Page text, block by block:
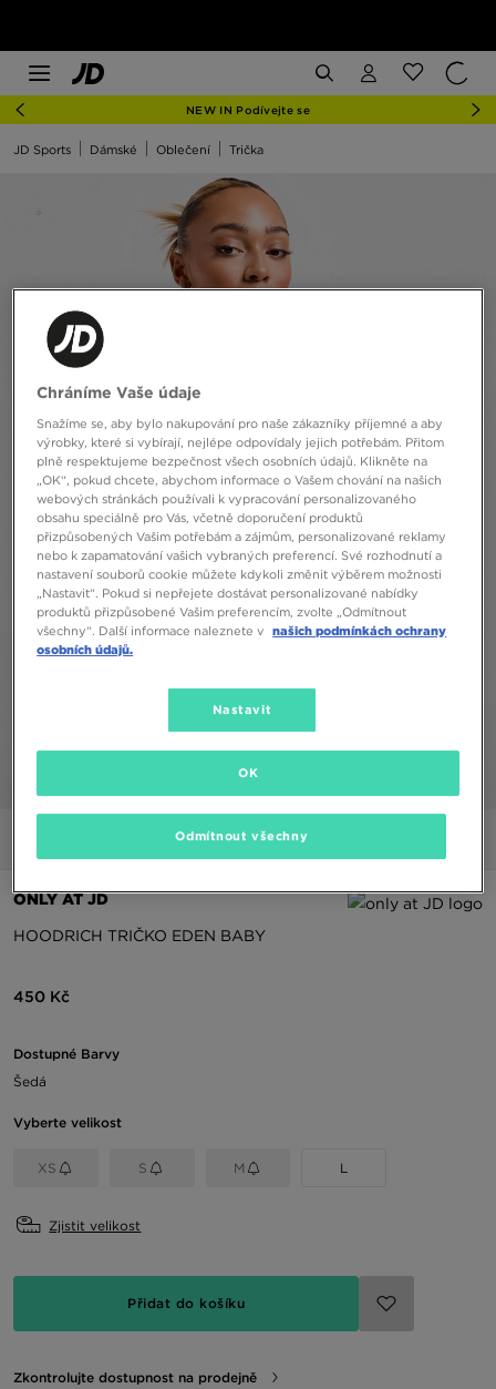
NEW IN Podívejte se
JD Sports Dámské Oblečení Trička
Obrázky
ONLY AT JD
HOODRICH TRIČKO EDEN BABY
450 Kč
Dostupné Barvy
Šedá
Vyberte velikost
XS S M L
Zjistit velikost
Přidat do košíku
Zkontrolujte dostupnost na prodejně
Chráníme Vaše údaje
Snažíme se, aby bylo nakupování pro naše zákazníky příjemné a aby
výrobky, které si vybírají, nejlépe odpovídaly jejich potřebám. Přitom
plně respektujeme bezpečnost všech osobních údajů. Klikněte na
„OK“, pokud chcete, abychom informace o Vašem chování na našich
webových stránkách používali k vypracování personalizovaného
obsahu speciálně pro Vás, včetně doporučení produktů
přizpůsobených Vašim potřebám a zájmům, personalizované reklamy
nebo k zapamatování vašich vybraných preferencí. Své rozhodnutí a
nastavení souborů cookie můžete kdykoli změnit výběrem možnosti
„Nastavit“. Pokud si nepřejete dostávat personalizované nabídky
produktů přizpůsobené Vašim preferencím, zvolte „Odmítnout
všechny“. Další informace naleznete v našich podmínkách ochrany
osobních údajů.
Nastavit
Odmítnout všechny
OK